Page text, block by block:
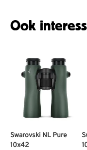
Ook
Swarovski NL Pure
10x42